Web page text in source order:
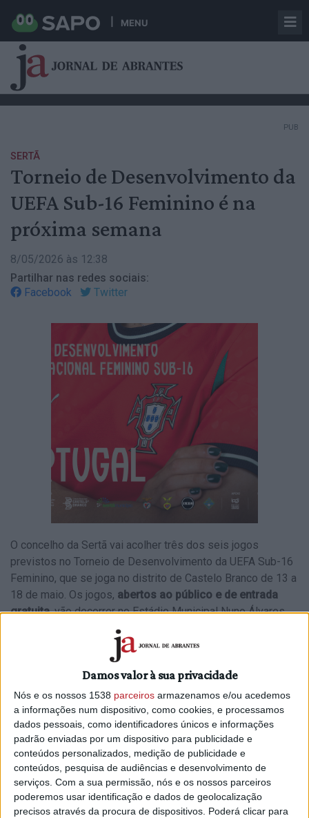
Damos valor à sua privacidade
Nós e os nossos 1538 parceiros armazenamos e/ou acedemos
a informações num dispositivo, como cookies, e processamos
dados pessoais, como identificadores únicos e informações
padrão enviadas por um dispositivo para publicidade e
conteúdos personalizados, medição de publicidade e
conteúdos, pesquisa de audiências e desenvolvimento de
serviços. Com a sua permissão, nós e os nossos parceiros
poderemos usar identificação e dados de geolocalização
precisos através da procura de dispositivos. Poderá clicar para
MENU
PUB
SERTÃ
Torneio de Desenvolvimento da
UEFA Sub-16 Feminino é na
próxima semana
8/05/2026 às 12:38
Partilhar nas redes sociais:
Facebook
Twitter
O concelho da Sertã vai acolher três dos seis jogos
previstos no Torneio de Desenvolvimento da UEFA Sub-16
Feminino, que se joga no distrito de Castelo Branco de 13 a
18 de maio. Os jogos, abertos ao público e de entrada
gratuita, vão decorrer no Estádio Municipal Nuno Álvares
Pereira, em Cernache do Bonjardim, e no Campo de Jogos
Dr. Marques dos Santos, na Sertã.
Em torneio encontram-se quatro seleções:Portugal,
Bélgica, França e Alemanha
. O concelho da Sertã irá
acolher três jogos, de acordo com o seguinte calendário:
- Dia 13 de maio, às 11H: Bélgica X França - Estádio
Municipal Nuno Álvares Pereira, Cernache do Bonjardim;
- Dia 18 de maio, às 11H: Alemanha x Bélgica - Estádio
Municipal Nuno Álvares Pereira, Cernache do
Bonjardim;